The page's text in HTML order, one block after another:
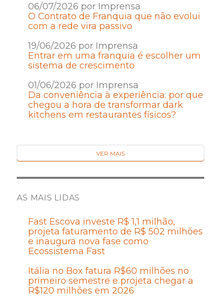
06/07/2026 por Imprensa
O Contrato de Franquia que não evolui
com a rede vira passivo
19/06/2026 por Imprensa
Entrar em uma franquia é escolher um
sistema de crescimento
01/06/2026 por Imprensa
Da conveniência à experiência: por que
chegou a hora de transformar dark
kitchens em restaurantes físicos?
VER MAIS
AS MAIS LIDAS
Fast Escova investe R$ 1,1 milhão,
projeta faturamento de R$ 502 milhões
e inaugura nova fase como
Ecossistema Fast
Itália no Box fatura R$60 milhões no
primeiro semestre e projeta chegar a
R$120 milhões em 2026